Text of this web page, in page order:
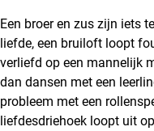
Een broer en zus zijn iets
liefde, een bruiloft loopt
verliefd op een mannelijk
dan dansen met een
probleem met een
liefdesdriehoek loopt uit